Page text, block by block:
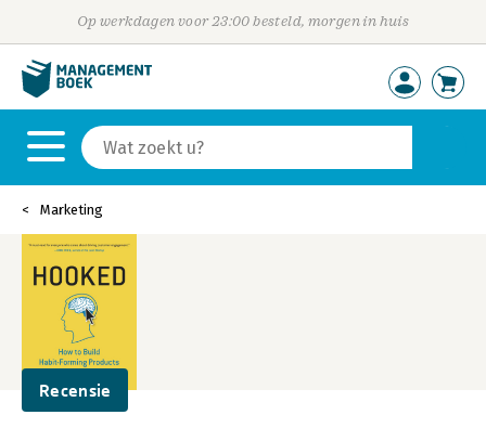
Op werkdagen voor 23:00 besteld, morgen in huis
Marketing
Recensie